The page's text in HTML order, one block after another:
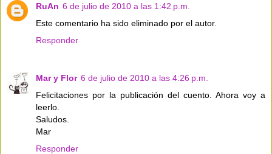
RuAn 6 de julio de 2010 a las 1:42 p.m.
Este comentario ha sido eliminado por el autor.
Responder
Mar y Flor 6 de julio de 2010 a las 4:26 p.m.
Felicitaciones por la publicación del cuento. Ahora voy a
leerlo.
Saludos.
Mar
Responder